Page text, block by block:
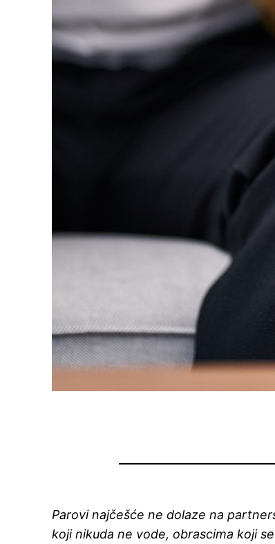
Parovi najčešće ne dolaze na
koji nikuda ne vode, obrascima koji